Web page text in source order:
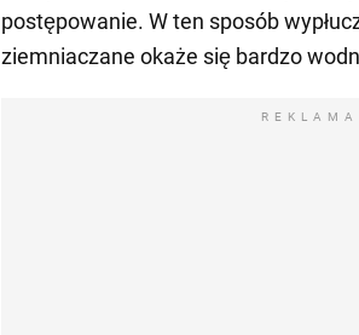
postępowanie. W ten sposób
ziemniaczane okaże się bardzo
REKLAMA